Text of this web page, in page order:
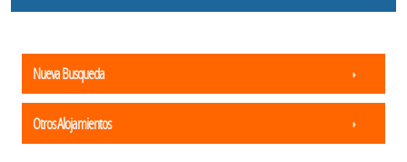
Nueva Busqueda
Otros Alojamientos